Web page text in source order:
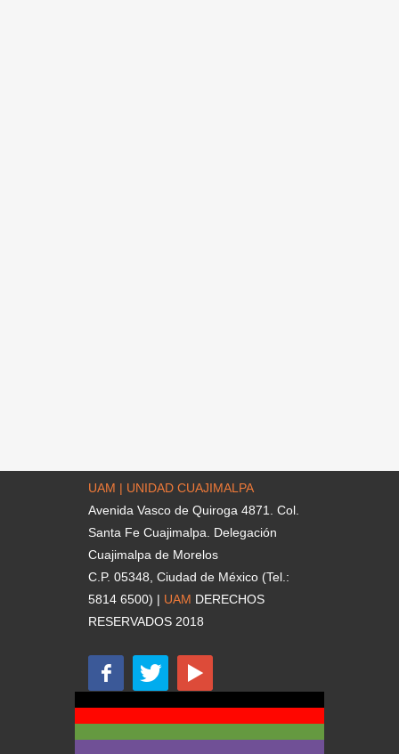
UAM | UNIDAD CUAJIMALPA
Avenida Vasco de Quiroga 4871. Col.
Santa Fe Cuajimalpa. Delegación
Cuajimalpa de Morelos
C.P. 05348, Ciudad de México (Tel.:
5814 6500) | UAM DERECHOS
RESERVADOS 2018